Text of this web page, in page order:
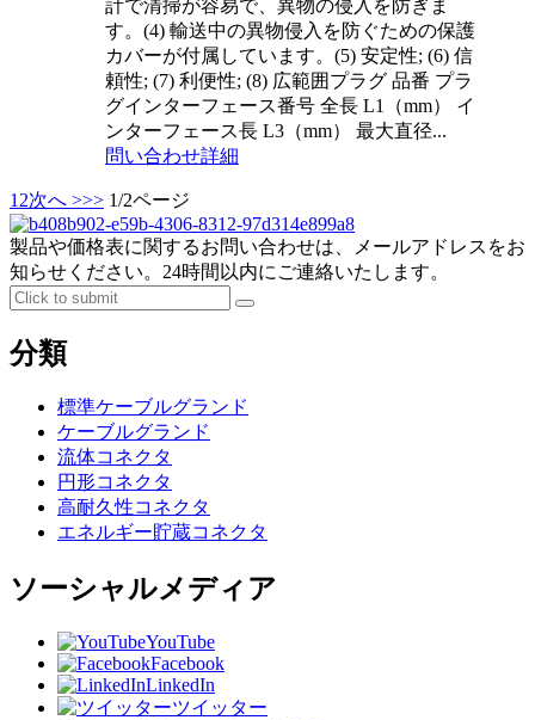
計で清掃が容易で、異物の侵入を防ぎま
す。(4) 輸送中の異物侵入を防ぐための保護
カバーが付属しています。(5) 安定性; (6) 信
頼性; (7) 利便性; (8) 広範囲プラグ 品番 プラ
グインターフェース番号 全長 L1（mm） イ
ンターフェース長 L3（mm） 最大直径...
問い合わせ詳細
1 2次へ >>> 1/2ページ
製品や価格表に関するお問い合わせは、メールアドレスをお
知らせください。24時間以内にご連絡いたします。
分類
標準ケーブルグランド
ケーブルグランド
流体コネクタ
円形コネクタ
高耐久性コネクタ
エネルギー貯蔵コネクタ
ソーシャルメディア
YouTube
Facebook
LinkedIn
ツイッター